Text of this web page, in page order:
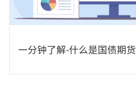
一分钟了解-什么是国债期货